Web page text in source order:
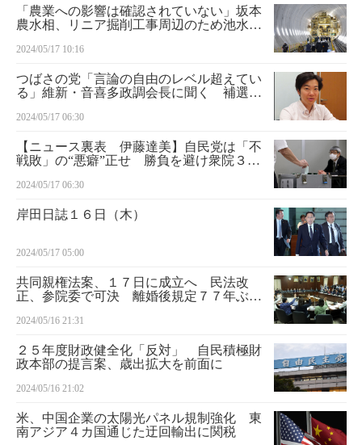
「農業への影響は確認されていない」坂本
農水相、リニア掘削工事周辺のため池水位
2024/05/17 10:16
つばさの党「言論の自由のレベル超えてい
る」維新・音喜多政調会長に聞く 補選で
の決意
2024/05/17 06:30
【ニュース裏表 伊藤達美】自民党は「不
戦敗」の“悪癖”正せ 勝負を避け衆院３補
審判」避け“姑息”と判断も
2024/05/17 06:30
岸田日誌１６日（木）
2024/05/17 05:00
共同親権法案、１７日に成立へ 民法改
正、参院委で可決 離婚後規定７７年ぶり
2024/05/16 21:31
２５年度財政健全化「反対」 自民積極財
政本部の提言案、歳出拡大を前面に
2024/05/16 21:02
米、中国企業の太陽光パネル規制強化 東
南アジア４カ国通じた迂回輸出に関税